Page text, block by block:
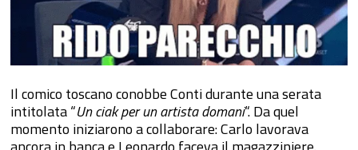
Il comico toscano conobbe Conti durante una serata
intitolata “Un ciak per un artista domani“. Da quel
momento iniziarono a collaborare: Carlo lavorava